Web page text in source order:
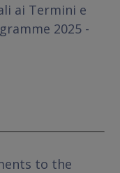
ai Termini e
2025 -
to the